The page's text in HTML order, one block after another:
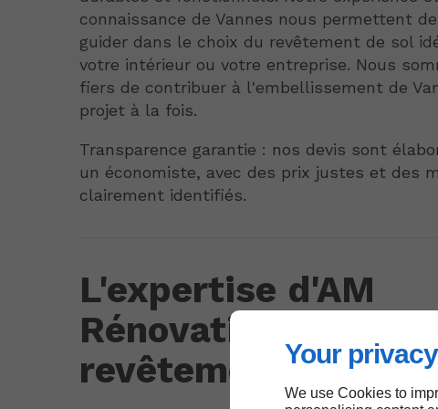
Your
We use Cookies to
connaissance de Vannes nous permettent
guider dans le choix du revêtement de sol
votre intérieur ou votre entreprise. Nous
fiers de contribuer à l'embellissement de
projet à la fois.
Transparence garantie : nos devis sont
un économiste, avec des prix justes et des
clairement identifiés.
L'expertise d'AM
Rénovations en
revêtements de sol